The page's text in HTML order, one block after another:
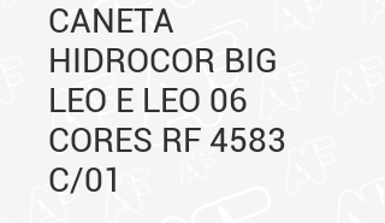
CANETA
HIDROCOR BIG
LEO E LEO 06
CORES RF 4583
C/01